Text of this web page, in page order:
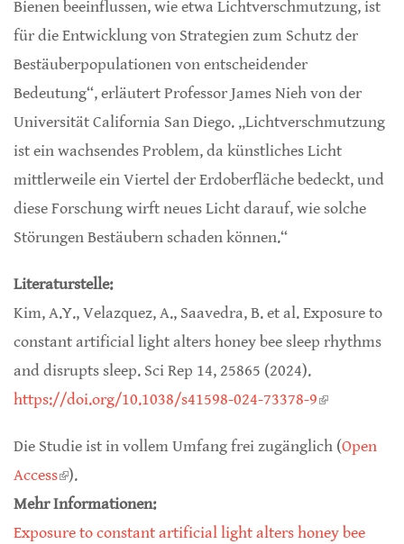
Bienen beeinflussen, wie etwa Lichtverschmutzung, ist
für die Entwicklung von Strategien zum Schutz der
Bestäuberpopulationen von entscheidender
Bedeutung“, erläutert Professor James Nieh von der
Universität California San Diego. „Lichtverschmutzung
ist ein wachsendes Problem, da künstliches Licht
mittlerweile ein Viertel der Erdoberfläche bedeckt, und
diese Forschung wirft neues Licht darauf, wie solche
Störungen Bestäubern schaden können.“
Literaturstelle:
Kim, A.Y., Velazquez, A., Saavedra, B. et al. Exposure to
constant artificial light alters honey bee sleep rhythms
and disrupts sleep. Sci Rep 14, 25865 (2024).
https://doi.org/10.1038/s41598-024-73378-9(link is
Die Studie ist in vollem Umfang frei zugänglich (Open
Access(link is external)
).
Mehr Informationen:
Exposure to constant artificial light alters honey bee